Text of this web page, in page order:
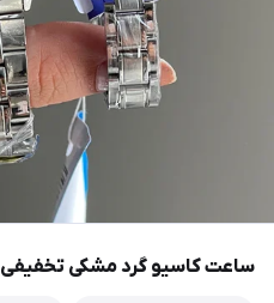
ساعت کاسیو گرد مشکی تخفیفی